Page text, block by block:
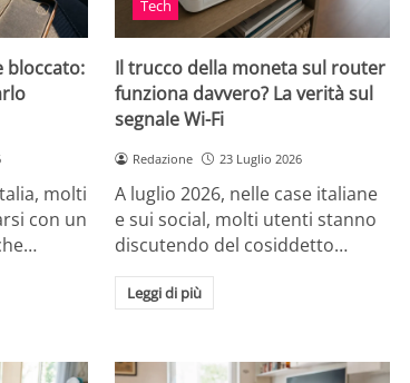
bloccato:
molti
con un
Tech
Il trucco della moneta sul router
funziona davvero? La verità sul
segnale Wi-Fi
Redazione 23 Luglio 2026
A luglio 2026, nelle case italiane
e sui social, molti utenti stanno
discutendo del cosiddetto…
Leggi di più